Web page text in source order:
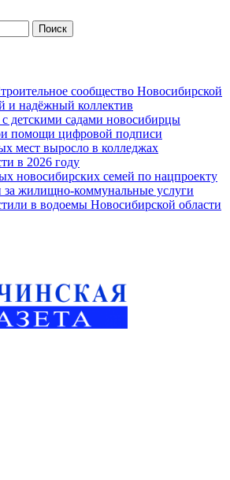
сообщество Новосибирской
и надёжный коллектив
с детскими садами новосибирцы
помощи цифровой подписи
мест выросло в колледжах
в 2026 году
новосибирских семей по нацпроекту
за жилищно-коммунальные услуги
в водоемы Новосибирской области